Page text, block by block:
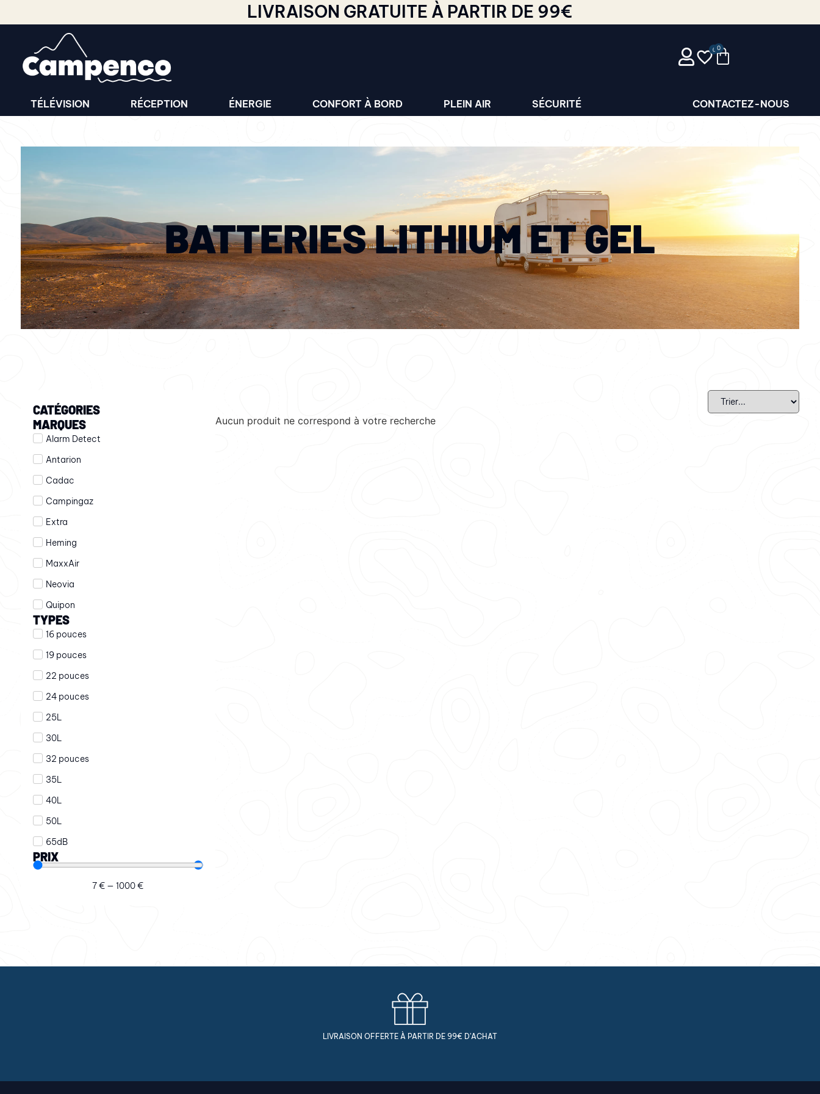
LIVRAISON GRATUITE À PARTIR DE 99€
0
TÉLÉVISION RÉCEPTION ÉNERGIE CONFORT À BORD PLEIN AIR SÉCURITÉ CONTACTEZ-NOUS
BATTERIES LITHIUM ET GEL
CATÉGORIES
MARQUES
Alarm Detect
Antarion
Cadac
Campingaz
Extra
Heming
MaxxAir
Neovia
Quipon
TYPES
16 pouces
19 pouces
22 pouces
24 pouces
25L
30L
32 pouces
35L
40L
50L
65dB
PRIX
7€ —1000€
Aucun produit ne correspond à votre recherche
LIVRAISON OFFERTE À PARTIR DE 99€ D'ACHAT